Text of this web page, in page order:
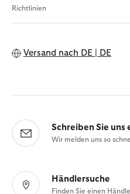
Richtlinien
Versand nach DE | DE
Schreiben Sie uns
Wir melden uns so
Händlersuche
Finden Sie einen